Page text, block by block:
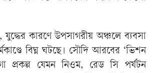
যুদ্ধের কারণে উপসাগরীয় অঞ্চলে ব্যবসা
বিঘ্ন ঘটছে। সৌদি আরবের ‘ভিশন
প্রকল্প যেমন নিওম, রেড সি পর্যটন